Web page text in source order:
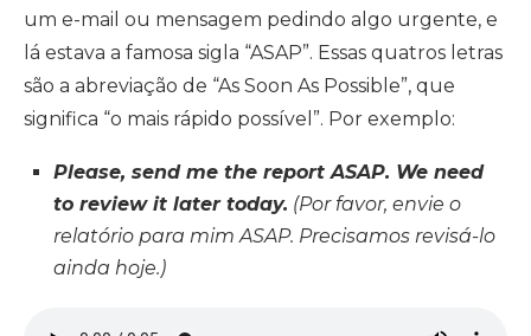
um e-mail ou mensagem pedindo algo urgente, e
lá estava a famosa sigla “ASAP”. Essas quatros letras
são a abreviação de “As Soon As Possible”, que
significa “o mais rápido possível”. Por exemplo:
Please, send me the report ASAP. We need
to review it later today. (Por favor, envie o
relatório para mim ASAP. Precisamos revisá-lo
ainda hoje.)